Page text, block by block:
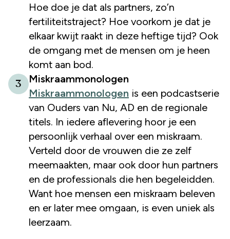
Hoe doe je dat als partners, zo’n
fertiliteitstraject? Hoe voorkom je dat je
elkaar kwijt raakt in deze heftige tijd? Ook
de omgang met de mensen om je heen
komt aan bod.
3
Miskraammonologen
Miskraammonologen is een podcastserie
van Ouders van Nu, AD en de regionale
titels. In iedere aflevering hoor je een
persoonlijk verhaal over een miskraam.
Verteld door de vrouwen die ze zelf
meemaakten, maar ook door hun partners
en de professionals die hen begeleidden.
Want hoe mensen een miskraam beleven
en er later mee omgaan, is even uniek als
leerzaam.